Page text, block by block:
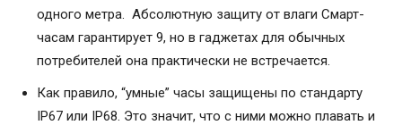
одного метра. Абсолютную защиту от влаги Смарт-
часам гарантирует 9, но в гаджетах для обычных
потребителей она практически не встречается.
Как правило, “умные” часы защищены по стандарту
IP67 или IP68. Это значит, что с ними можно плавать и